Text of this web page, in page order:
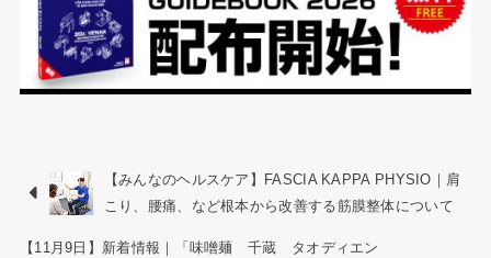
【みんなのヘルスケア】FASCIA KAPPA PHYSIO｜肩
こり、腰痛、など根本から改善する筋膜整体について
【11月9日】新着情報｜「味噌麺 千蔵 タオディエン